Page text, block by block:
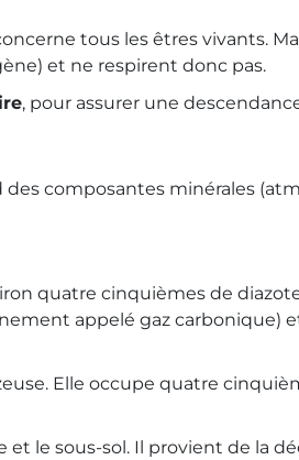
tous les êtres vivants.
et ne respirent donc pas.
, pour assurer une
composantes minérales
quatre cinquièmes de
appelé gaz carbonique)
Elle occupe quatre
le sous-sol. Il provient de la